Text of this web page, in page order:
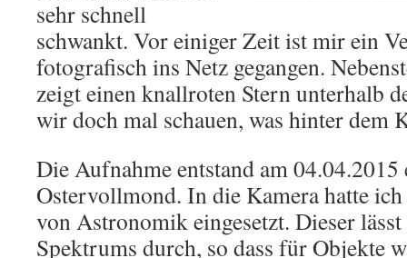
sehr schnell
schwankt. Vor einiger Zeit ist mir ein
fotografisch ins Netz gegangen.
zeigt einen knallroten Stern unterhalb
wir doch mal schauen, was hinter dem
Die Aufnahme entstand am 04.04.2015
Ostervollmond. In die Kamera hatte
von Astronomik eingesetzt. Dieser
Spektrums durch, so dass für Objekte